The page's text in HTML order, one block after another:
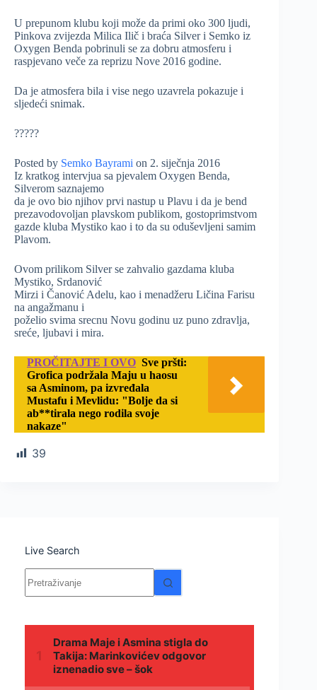
U prepunom klubu koji može da primi oko 300 ljudi,
Pinkova zvijezda Milica Ilič i braća Silver i Semko iz
Oxygen Benda pobrinuli se za dobru atmosferu i
raspjevano veče za reprizu Nove 2016 godine.
Da je atmosfera bila i vise nego uzavrela pokazuje i
sljedeći snimak.
?????
Posted by Semko Bayrami on 2. siječnja 2016
Iz kratkog intervjua sa pjevalem Oxygen Benda,
Silverom saznajemo
da je ovo bio njihov prvi nastup u Plavu i da je bend
prezavodovoljan plavskom publikom, gostoprimstvom
gazde kluba Mystiko kao i to da su oduševljeni samim
Plavom.
Ovom prilikom Silver se zahvalio gazdama kluba
Mystiko, Srdanović
Mirzi i Čanović Adelu, kao i menadžeru Ličina Farisu
na angažmanu i
poželio svima srecnu Novu godinu uz puno zdravlja,
sreće, ljubavi i mira.
PROČITAJTE I OVO Sve pršti:
Grofica podržala Maju u haosu
sa Asminom, pa izvređala
Mustafu i Mevlidu: "Bolje da si
ab**tirala nego rodila svoje
nakaze"
39
Live Search
Nema
rezultata.